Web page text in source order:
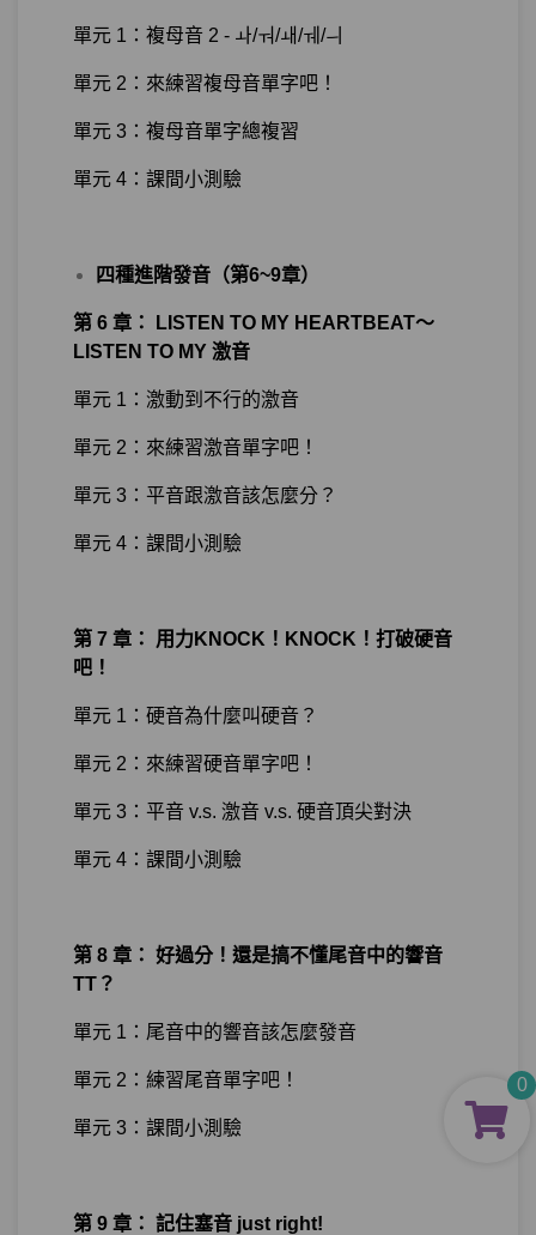
單元 1：複母音 2 - ㅘ/ㅝ/ㅙ/ㅞ/ㅢ
單元 2：來練習複母音單字吧！
單元 3：複母音單字總複習
單元 4：課間小測驗
四種進階發音（第6~9章）
第 6 章： LISTEN TO MY HEARTBEAT～
LISTEN TO MY 激音
單元 1：激動到不行的激音
單元 2：來練習激音單字吧！
單元 3：平音跟激音該怎麼分？
單元 4：課間小測驗
第 7 章： 用力KNOCK！KNOCK！打破硬音
吧！
單元 1：硬音為什麼叫硬音？
單元 2：來練習硬音單字吧！
單元 3：平音 v.s. 激音 v.s. 硬音頂尖對決
單元 4：課間小測驗
第 8 章： 好過分！還是搞不懂尾音中的響音
TT？
單元 1：尾音中的響音該怎麼發音
單元 2：練習尾音單字吧！
單元 3：課間小測驗
第 9 章： 記住塞音 just right!
0